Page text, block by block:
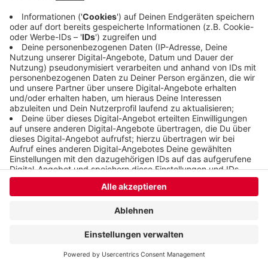
Anzeige
Anzeige
Anzeige